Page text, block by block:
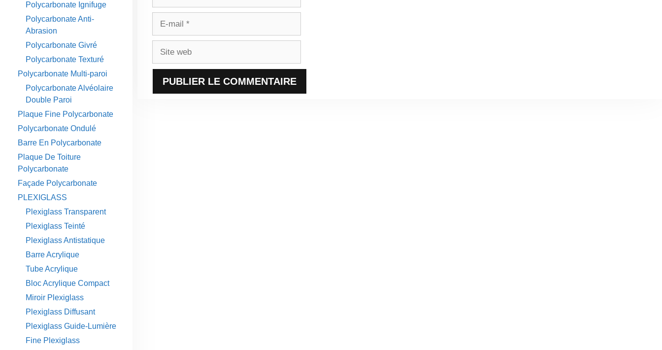
Polycarbonate Ignifuge
Polycarbonate Anti-
Abrasion
Polycarbonate Givré
Polycarbonate Texturé
Polycarbonate Multi-paroi
Polycarbonate Alvéolaire
Double Paroi
Plaque Fine Polycarbonate
Polycarbonate Ondulé
Barre En Polycarbonate
Plaque De Toiture
Polycarbonate
Façade Polycarbonate
PLEXIGLASS
Plexiglass Transparent
Plexiglass Teinté
Plexiglass Antistatique
Barre Acrylique
Tube Acrylique
Bloc Acrylique Compact
Miroir Plexiglass
Plexiglass Diffusant
Plexiglass Guide-Lumière
Fine Plexiglass